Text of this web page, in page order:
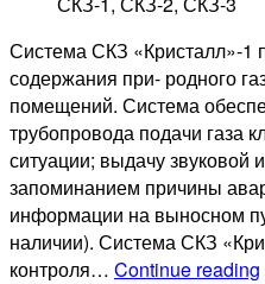
Система СКЗ «Кристалл»-1
содержания при- родного
помещений. Система
трубопровода подачи газа
ситуации; выдачу звуковой
запоминанием причины
информации на выносном
наличии). Система СКЗ
контроля… Continue reading